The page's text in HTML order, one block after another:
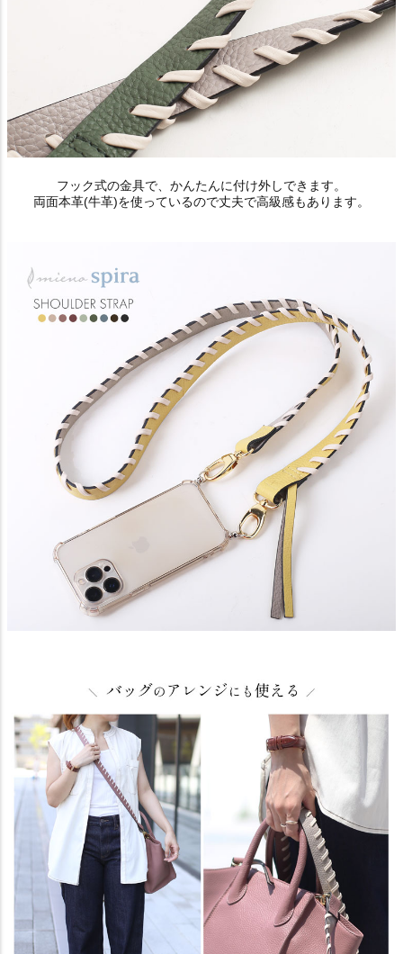
フック式の金具で、かんたんに付け外しできます。
両面本革(牛革)を使っているので丈夫で高級感もあります。